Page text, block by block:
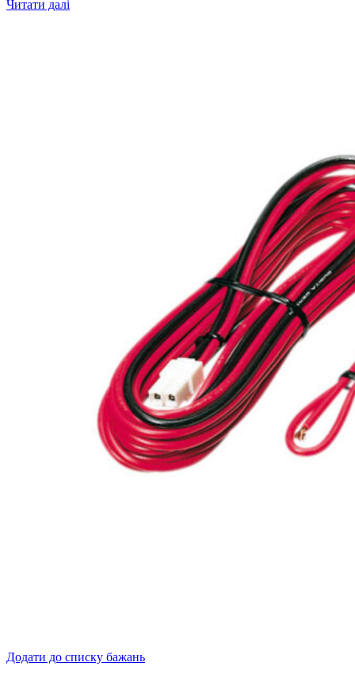
Читати далі
Додати до списку бажань